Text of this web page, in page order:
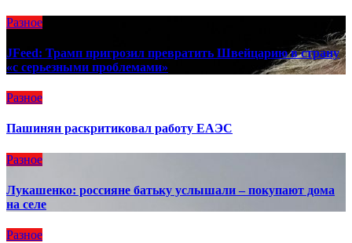
Разное
JFeed: Трамп пригрозил превратить Швейцарию в страну
«с серьезными проблемами»
Разное
Пашинян раскритиковал работу ЕАЭС
Разное
Лукашенко: россияне батьку услышали – покупают дома
на селе
Разное